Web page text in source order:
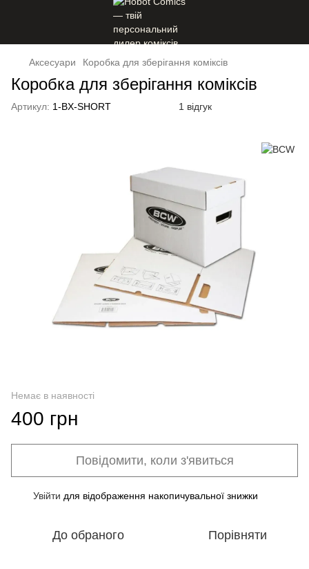
Аксесуари Коробка для зберігання коміксів
Коробка для зберігання коміксів
Артикул: 1-BX-SHORT 1 відгук
Немає в наявності
400 грн
Повідомити, коли з'явиться
Увійти для відображення накопичувальної знижки
До обраного Порівняти